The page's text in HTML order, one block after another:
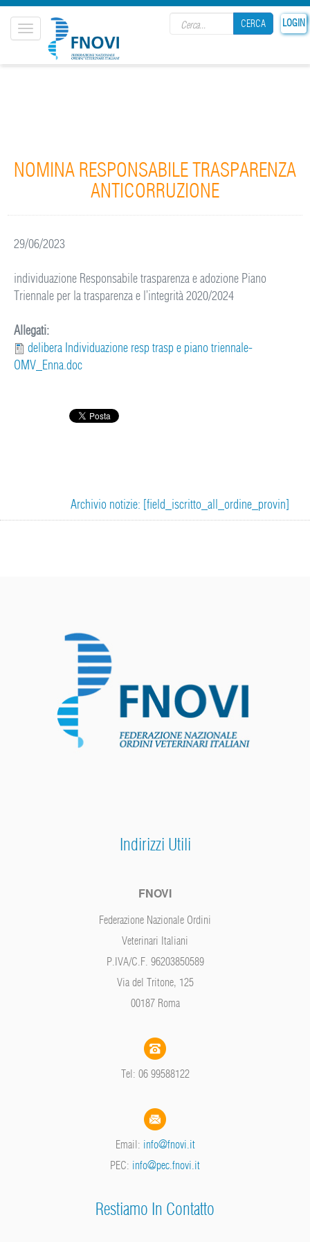
LOGIN
CERCA
Toggle
navigation
NOMINA RESPONSABILE TRASPARENZA
ANTICORRUZIONE
29/06/2023
individuazione Responsabile trasparenza e adozione Piano
Triennale per la trasparenza e l’integrità 2020/2024
Allegati:
delibera Individuazione resp trasp e piano triennale-
OMV_Enna.doc
Archivio notizie: [field_iscritto_all_ordine_provin]
Indirizzi Utili
FNOVI
Federazione Nazionale Ordini
Veterinari Italiani
P.IVA/C.F. 96203850589
Via del Tritone, 125
00187 Roma
Tel: 06 99588122
Email: info@fnovi.it
PEC: info@pec.fnovi.it
Restiamo In Contatto